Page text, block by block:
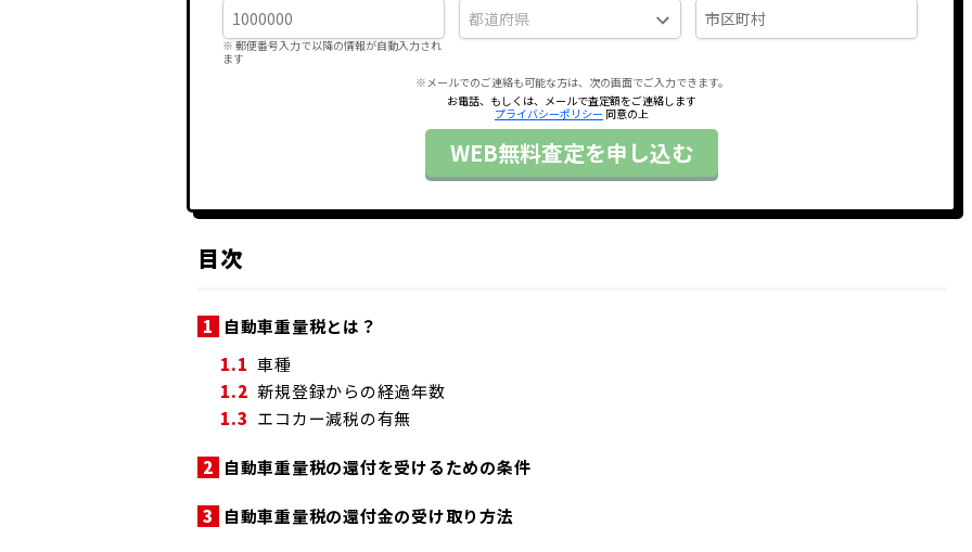
※ 郵便番号入力で以降の情報が自動入力され
ます
※メールでのご連絡も可能な方は、次の画面でご入力できます。
お電話、もしくは、メールで査定額をご連絡します
プライバシーポリシー 同意の上
WEB無料査定を申し込む
目次
1
自動車重量税とは？
1.1 車種
1.2 新規登録からの経過年数
1.3 エコカー減税の有無
2 自動車重量税の還付を受けるための条件
3 自動車重量税の還付金の受け取り方法